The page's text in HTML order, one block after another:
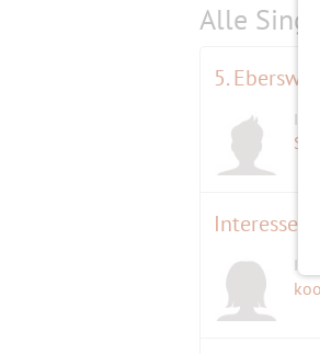
Alle
5.